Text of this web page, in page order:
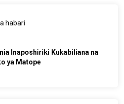
habari
Inaposhiriki Kukabiliana na
ya Matope